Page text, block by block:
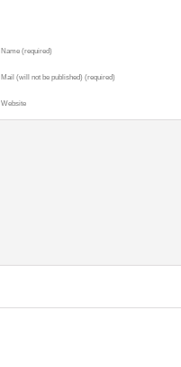
Name (required)
Mail (will not be published) (required)
Website